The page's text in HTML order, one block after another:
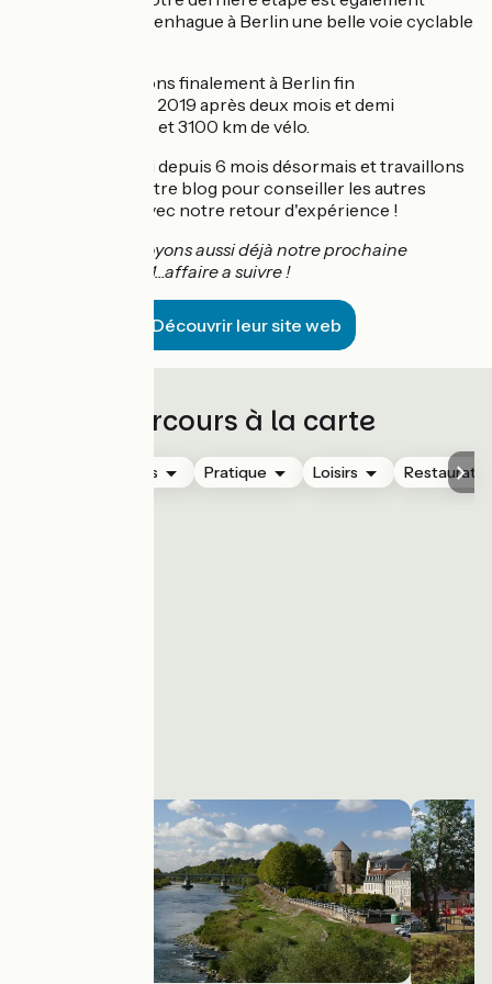
superbe : de Copenhague à Berlin une belle voie cyclable
Nous arrivons finalement à Berlin fin
Septembre 2019 après deux mois et demi
d’aventures et 3100 km de vélo.
Nous sommes ici depuis 6 mois désormais et travaillons
beaucoup sur notre blog pour conseiller les autres
cyclotouristes avec notre retour d'expérience !
Pssst, nous prévoyons aussi déjà notre prochaine
aventure en 2021...affaire a suivre !
Découvrir leur site web
Parcours à la carte
Hébergements Pratique Loisirs